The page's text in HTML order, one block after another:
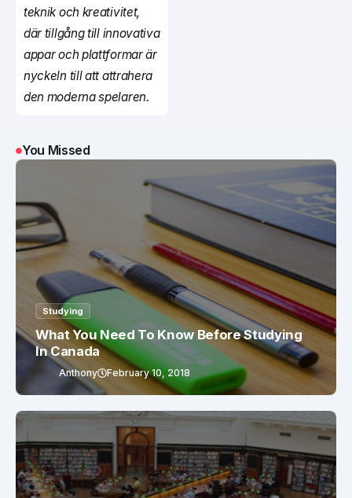
teknik och kreativitet,
där tillgång till innovativa
appar och plattformar är
nyckeln till att attrahera
den moderna spelaren.
You Missed
Studying
What You Need To Know Before Studying
In Canada
Anthony February 10, 2018